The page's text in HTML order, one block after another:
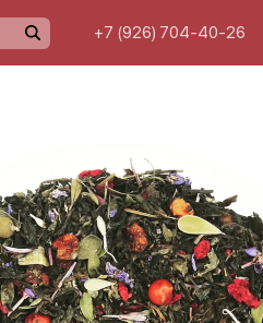
+7 (926) 704-40-26